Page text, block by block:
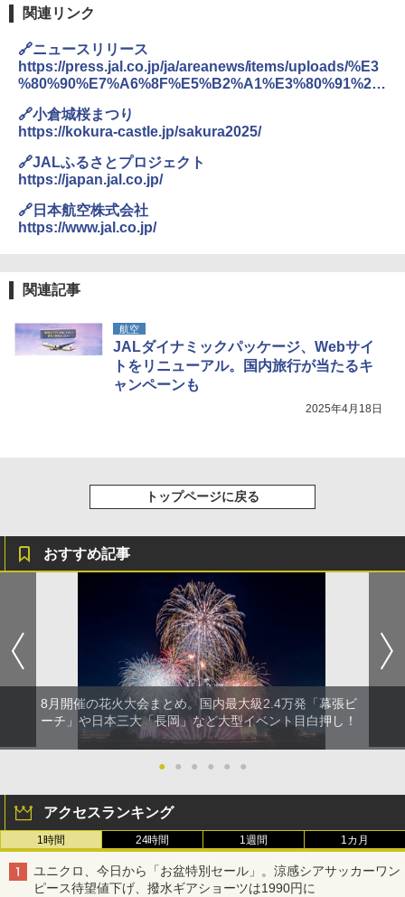
通気窓付き】収納袋付き UVカット 防水 防災
コンパクト iimono117 (ブルー)
関連リンク
🔗ニュースリリース
https://press.jal.co.jp/ja/areanews/items/uploads/%E3
%80%90%E7%A6%8F%E5%B2%A1%E3%80%91%20
%B0%8F%E5%80%89%E5%9F%8E%E6%A1%9C%E3
%81%BE%E3%81%A4%E3%82%8A%E3%80%8D%E3
%82%92%E9%96%8B%E5%82%AC%E3%81%97%E3
%81%BE%E3%81%99.pdf
🔗小倉城桜まつり
https://kokura-castle.jp/sakura2025/
🔗JALふるさとプロジェクト
https://japan.jal.co.jp/
🔗日本航空株式会社
https://www.jal.co.jp/
関連記事
航空
JALダイナミックパッケージ、Webサイ
トをリニューアル。国内旅行が当たるキ
ャンペーンも
2025年4月18日
トップページに戻る
おすすめ記事
8月開催の花火大会まとめ。国内最大級2.4万発「幕張ビ
ーチ」や日本三大「長岡」など大型イベント目白押し！
● ● ● ● ● ●
アクセスランキング
1時間 24時間 1週間 1カ月
ユニクロ、今日から「お盆特別セール」。涼感シアサッカーワン
ピース待望値下げ、撥水ギアショーツは1990円に